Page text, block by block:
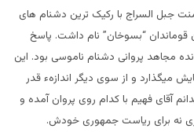
جبل السراج با رکیک ترین دشنام های
قوماندان “بسوخان” نام داشت. پاسخ
مجاهد پروانی دشنام ناموسی بود. این
میگذارد و از سوی دیگر اندازهء قدر
آقای فهیم با کدام روی پروان آمده و
نه برای ریاست جمهوری خودش.